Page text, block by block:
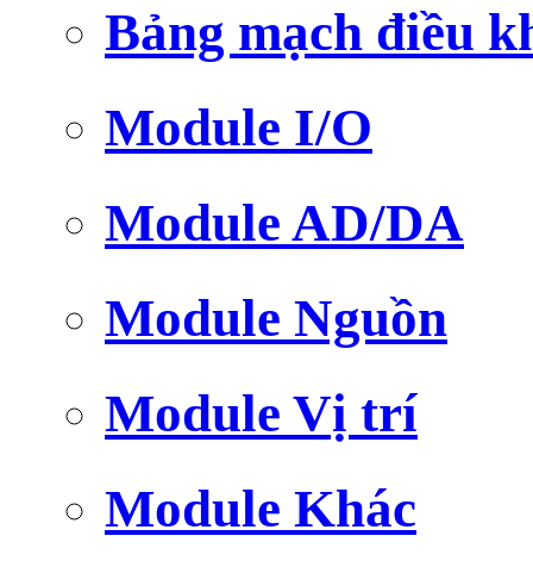
Bảng mạch điều
Module I/O
Module AD/DA
Module Nguồn
Module Vị trí
Module Khác